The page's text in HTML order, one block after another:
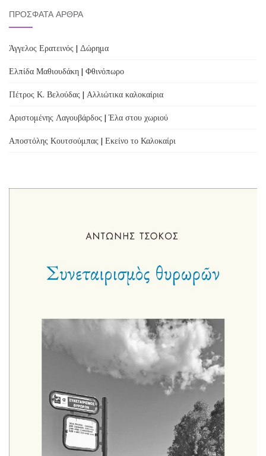
ΠΡΌΣΦΑΤΑ ΆΡΘΡΑ
Άγγελος Ερατεινός | Δώρημα
Ελπίδα Μαθιουδάκη | Φθινόπωρο
Πέτρος Κ. Βελούδας | Αλλιώτικα καλοκαίρια
Αριστομένης Λαγουβάρδος | Έλα στου χωριού
Αποστόλης Κουτσούμπας | Εκείνο το Καλοκαίρι